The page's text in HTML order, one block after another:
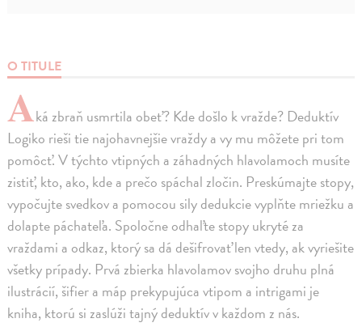
O TITULE
Aká zbraň usmrtila obeť? Kde došlo k vražde? Deduktív
Logiko rieši tie najohavnejšie vraždy a vy mu môžete pri tom
pomôcť. V týchto vtipných a záhadných hlavolamoch musíte
zistiť, kto, ako, kde a prečo spáchal zločin. Preskúmajte stopy,
vypočujte svedkov a pomocou sily dedukcie vyplňte mriežku a
dolapte páchateľa. Spoločne odhaľte stopy ukryté za
vraždami a odkaz, ktorý sa dá dešifrovať len vtedy, ak vyriešite
všetky prípady. Prvá zbierka hlavolamov svojho druhu plná
ilustrácií, šifier a máp prekypujúca vtipom a intrigami je
kniha, ktorú si zaslúži tajný deduktív v každom z nás.